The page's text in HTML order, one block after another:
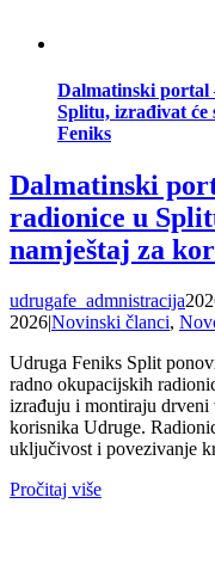
Dalmatinski portal
Splitu, izrađivat će
Feniks
Dalmatinski
radionice u
namještaj za
udrugafe_admnistracija
2026|Novinski članci,
Udruga Feniks Split
radno okupacijskih
izrađuju i montiraju drveni
korisnika Udruge.
uključivost i povezivanje
Pročitaj više